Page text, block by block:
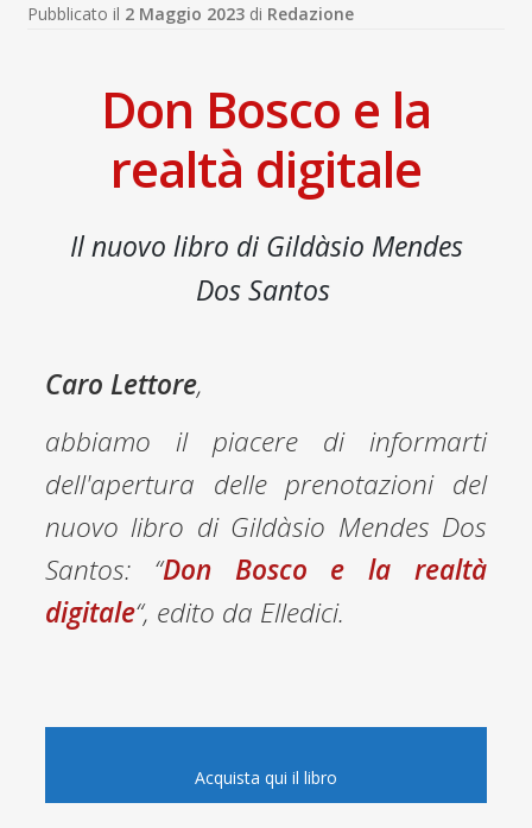
Pubblicato il 2 Maggio 2023 di Redazione
Don Bosco e la
realtà digitale
Il nuovo libro di Gildàsio Mendes
Dos Santos
Caro Lettore,
abbiamo il piacere di informarti
dell'apertura delle prenotazioni del
nuovo libro di Gildàsio Mendes Dos
Santos: “Don Bosco e la realtà
digitale“, edito da Elledici.
Acquista qui il libro